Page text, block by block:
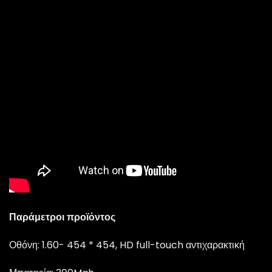
Παράμετροι προϊόντος
Οθόνη: 1.60- 454 * 454, HD full-touch αντιχαρακτική